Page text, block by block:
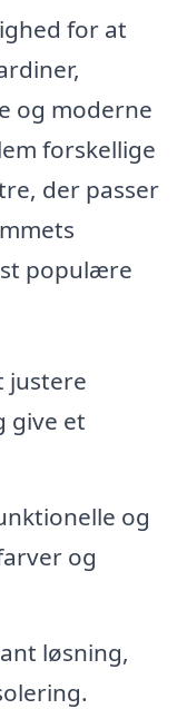
for at
og moderne
forskellige
der passer
populære
justere
give et
og
og
løsning,